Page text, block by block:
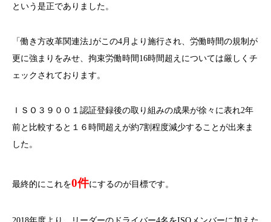
という是正でありました。
「働き方改革関連法｣がこの4月より施行され、労働時間の規制が
更に強まりをみせ、拘束労働時間16時間超えについては厳しくチ
ェックされております。
ＩＳＯ３９００１認証登録後の取り組みの成果が徐々に表れ2年
前と比較すると１６時間超えが約7割程度減少することが出来ま
した。
最終的にこれを0件にするのが目標です。